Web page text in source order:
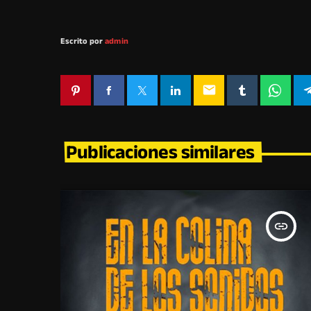
Escrito por admin
email
Publicaciones similares
insert_link